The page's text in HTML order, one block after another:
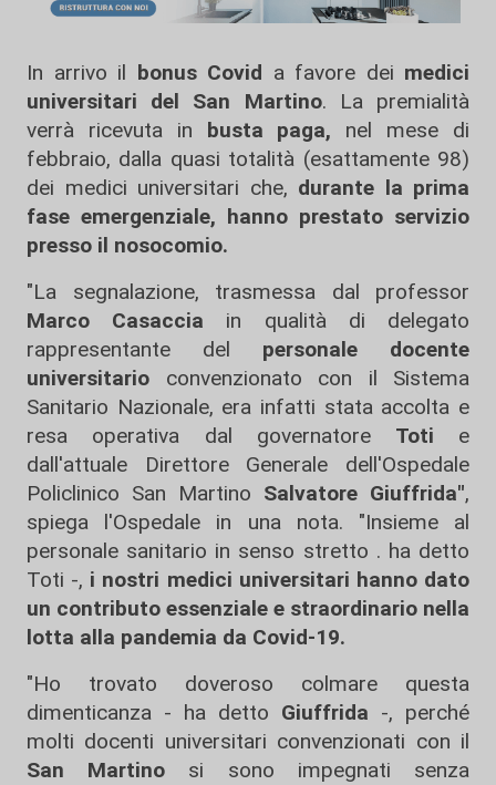
In arrivo il bonus Covid a favore dei medici
universitari del San Martino. La premialità
verrà ricevuta in busta paga, nel mese di
febbraio, dalla quasi totalità (esattamente 98)
dei medici universitari che, durante la prima
fase emergenziale, hanno prestato servizio
presso il nosocomio.
"La segnalazione, trasmessa dal professor
Marco Casaccia in qualità di delegato
rappresentante del personale docente
universitario convenzionato con il Sistema
Sanitario Nazionale, era infatti stata accolta e
resa operativa dal governatore Toti e
dall'attuale Direttore Generale dell'Ospedale
Policlinico San Martino Salvatore Giuffrida",
spiega l'Ospedale in una nota. "Insieme al
personale sanitario in senso stretto . ha detto
Toti -, i nostri medici universitari hanno dato
un contributo essenziale e straordinario nella
lotta alla pandemia da Covid-19.
"Ho trovato doveroso colmare questa
dimenticanza - ha detto Giuffrida -, perché
molti docenti universitari convenzionati con il
San Martino si sono impegnati senza